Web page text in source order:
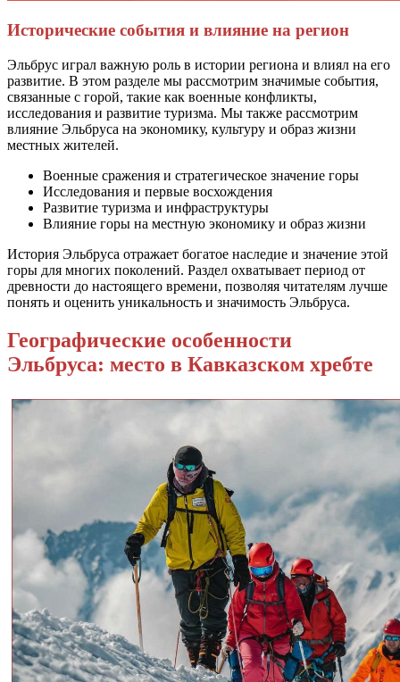
Исторические события и влияние на регион
Эльбрус играл важную роль в истории региона и влиял на его
развитие. В этом разделе мы рассмотрим значимые события,
связанные с горой, такие как военные конфликты,
исследования и развитие туризма. Мы также рассмотрим
влияние Эльбруса на экономику, культуру и образ жизни
местных жителей.
Военные сражения и стратегическое значение горы
Исследования и первые восхождения
Развитие туризма и инфраструктуры
Влияние горы на местную экономику и образ жизни
История Эльбруса отражает богатое наследие и значение этой
горы для многих поколений. Раздел охватывает период от
древности до настоящего времени, позволяя читателям лучше
понять и оценить уникальность и значимость Эльбруса.
Географические особенности
Эльбруса: место в Кавказском хребте